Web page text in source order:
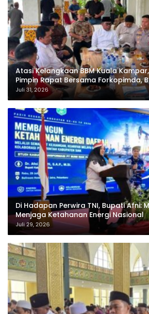
Atasi Kelangkaan BBM Kuala
Pimpin Rapat Bersama Forkopimda,
Pertamina
Juli 31, 2026
Di Hadapan Perwira TNI, Bupati Afni:
Menjaga Ketahanan Energi Nasional
Juli 29, 2026